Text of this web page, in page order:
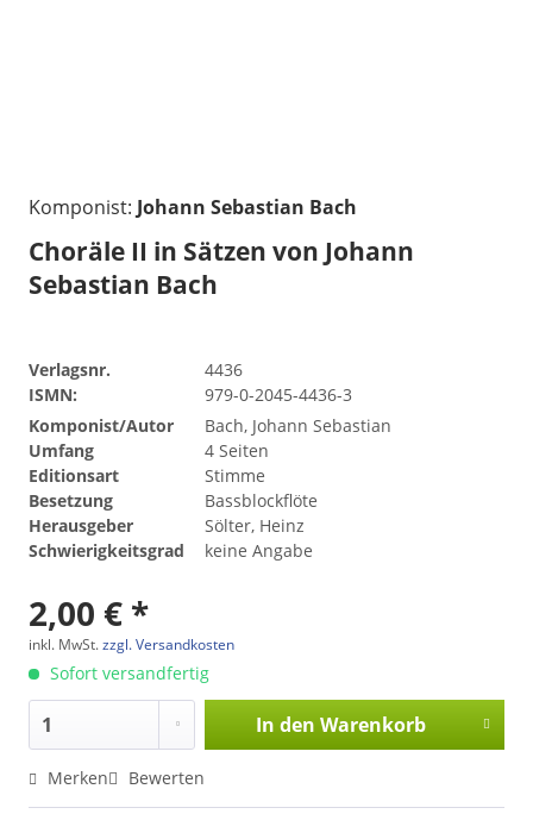
Komponist: Johann Sebastian Bach
Choräle II in Sätzen von Johann
Sebastian Bach
Verlagsnr.
4436
ISMN:
979-0-2045-4436-3
Komponist/Autor
Bach, Johann Sebastian
Umfang
4 Seiten
Editionsart
Stimme
Besetzung
Bassblockflöte
Herausgeber
Sölter, Heinz
Schwierigkeitsgrad
keine Angabe
2,00 € *
inkl. MwSt.zzgl. Versandkosten
Sofort versandfertig
In den Warenkorb
Merken Bewerten